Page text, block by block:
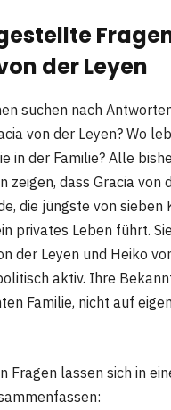
der Leyen
suchen nach
von der Leyen? Wo
in der Familie? Alle
zeigen, dass Gracia von
die jüngste von sieben
privates Leben führt.
der Leyen und Heiko
aktiv. Ihre
Familie, nicht auf
Fragen lassen sich in